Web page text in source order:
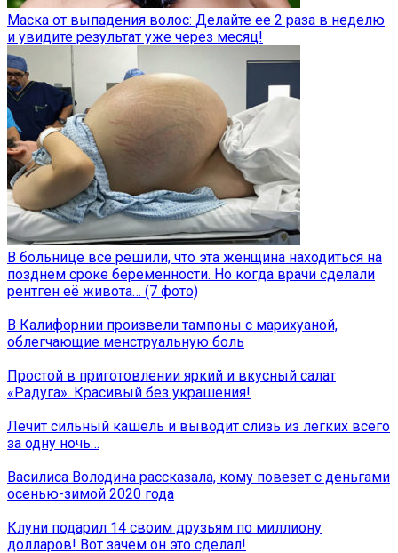
Маска от выпадения волос: Делайте ее 2 раза в неделю
и увидите результат уже через месяц!
В больнице все решили, что эта женщина находиться на
позднем сроке беременности. Но когда врачи сделали
рентген её живота… (7 фото)
В Калифорнии произвели тампоны с марихуаной,
облегчающие менструальную боль
Простой в приготовлении яркий и вкусный салат
«Радуга». Красивый без украшения!
Лечит сильный кашель и выводит слизь из легких всего
за одну ночь…
Василиса Володина рассказала, кому повезет с деньгами
осенью-зимой 2020 года
Клуни подарил 14 своим друзьям по миллиону
долларов! Вот зачем он это сделал!